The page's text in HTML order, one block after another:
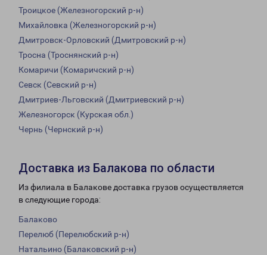
Троицкое (Железногорский р-н)
Михайловка (Железногорский р-н)
Дмитровск-Орловский (Дмитровский р-н)
Тросна (Троснянский р-н)
Комаричи (Комаричский р-н)
Севск (Севский р-н)
Дмитриев-Льговский (Дмитриевский р-н)
Железногорск (Курская обл.)
Чернь (Чернский р-н)
Доставка из Балакова по области
Из филиала в Балакове доставка грузов осуществляется
в следующие города:
Балаково
Перелюб (Перелюбский р-н)
Натальино (Балаковский р-н)